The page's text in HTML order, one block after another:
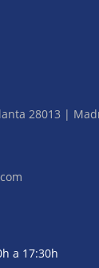
28013 |
a 17:30h